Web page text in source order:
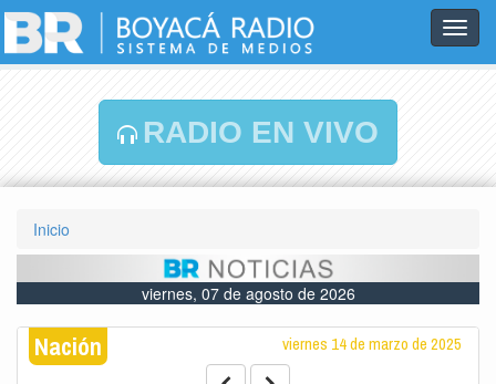
RADIO EN VIVO
Inicio
viernes, 07 de agosto de 2026
Nación viernes 14 de marzo de 2025